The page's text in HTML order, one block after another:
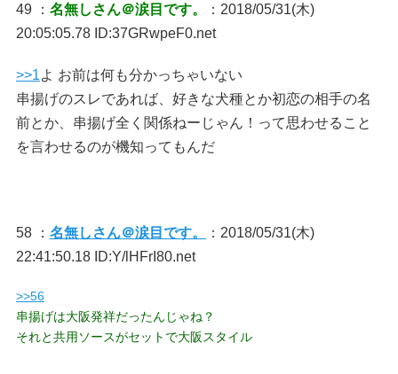
49 ： 名無しさん＠涙目です。
：2018/05/31(木)
20:05:05.78 ID:37GRwpeF0.net
>>1よ お前は何も分かっちゃいない
串揚げのスレであれば、好きな犬種とか初恋の相手の名
前とか、串揚げ全く関係ねーじゃん！って思わせること
を言わせるのが機知ってもんだ
58 ： 名無しさん＠涙目です。
：2018/05/31(木)
22:41:50.18 ID:Y/lHFrI80.net
>>56
串揚げは大阪発祥だったんじゃね？
それと共用ソースがセットで大阪スタイル